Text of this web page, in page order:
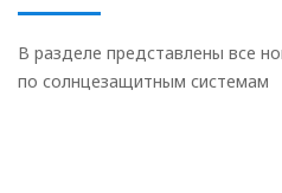
В разделе представлены все
по солнцезащитным системам